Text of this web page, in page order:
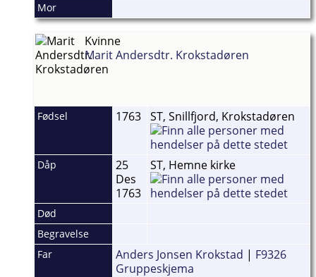
Mor
Kvinne
Marit Andersdtr. Krokstadøren
Fødsel 1763 ST, Snillfjord, Krokstadøren
Dåp
25
Des
1763
ST, Hemne kirke
Død
Begravelse
Far
Anders Jonsen Krokstad | F9326
Gruppeskjema